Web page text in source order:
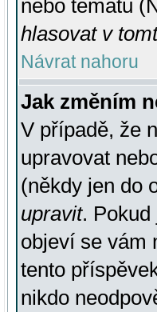
nebo tématu
hlasovat v
Návrat nahoru
Jak změním
V případě, že
upravovat
(někdy jen do
upravit. Pokud
objeví se vám
tento
nikdo